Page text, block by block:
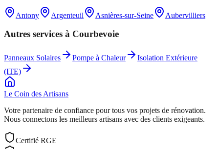
Antony Argenteuil Asnières-sur-Seine Aubervilliers
Autres services à Courbevoie
Panneaux Solaires Pompe à Chaleur
Isolation Extérieure
(ITE)
Le Coin des Artisans
Votre partenaire de confiance pour tous vos projets de rénovation.
Nous connectons les meilleurs artisans avec des clients exigeants.
Certifié RGE